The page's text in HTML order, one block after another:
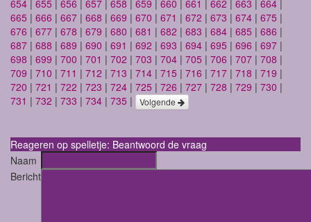
654 | 655 | 656 | 657 | 658 | 659 | 660 | 661 | 662 | 663 | 664 |
665 | 666 | 667 | 668 | 669 | 670 | 671 | 672 | 673 | 674 | 675 |
676 | 677 | 678 | 679 | 680 | 681 | 682 | 683 | 684 | 685 | 686 |
687 | 688 | 689 | 690 | 691 | 692 | 693 | 694 | 695 | 696 | 697 |
698 | 699 | 700 | 701 | 702 | 703 | 704 | 705 | 706 | 707 | 708 |
709 | 710 | 711 | 712 | 713 | 714 | 715 | 716 | 717 | 718 | 719 |
720 | 721 | 722 | 723 | 724 | 725 | 726 | 727 | 728 | 729 | 730 |
731 | 732 | 733 | 734 | 735 | Volgende
Reageren op spelletje: Beantwoord de vraag
Naam
Bericht